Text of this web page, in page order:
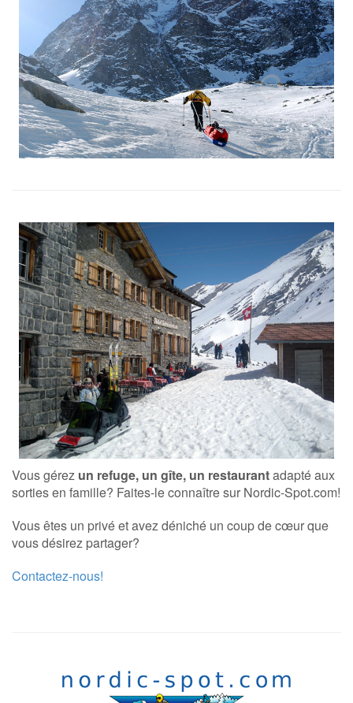
Vous gérez un refuge, un gîte, un restaurantadapté aux
sorties en famille? Faites-le connaître sur Nordic-Spot.com!
Vous êtes un privé et avez déniché un coup de cœur que
vous désirez partager?
Contactez-nous!